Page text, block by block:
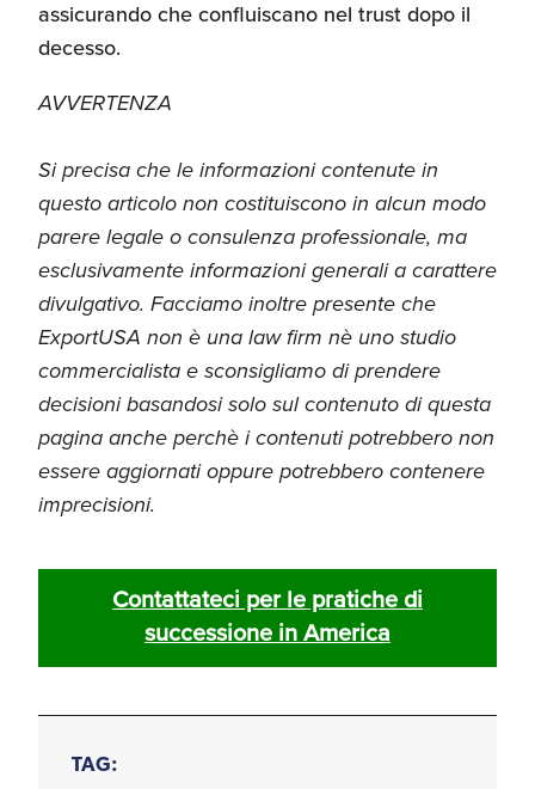
assicurando che confluiscano nel trust dopo il
decesso.
AVVERTENZA
Si precisa che le informazioni contenute in
questo articolo non costituiscono in alcun modo
parere legale o consulenza professionale, ma
esclusivamente informazioni generali a carattere
divulgativo. Facciamo inoltre presente che
ExportUSA non è una law firm nè uno studio
commercialista e sconsigliamo di prendere
decisioni basandosi solo sul contenuto di questa
pagina anche perchè i contenuti potrebbero non
essere aggiornati oppure potrebbero contenere
imprecisioni.
Contattateci per le pratiche di
successione in America
TAG: